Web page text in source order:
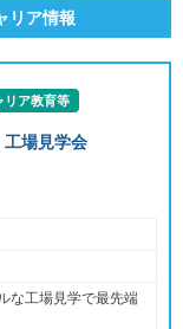
リア情報
リア教育等
工場見学会
な工場見学で最先端